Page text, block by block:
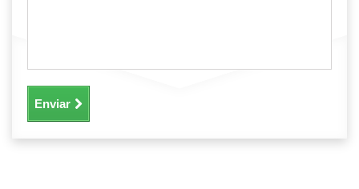
Enviar